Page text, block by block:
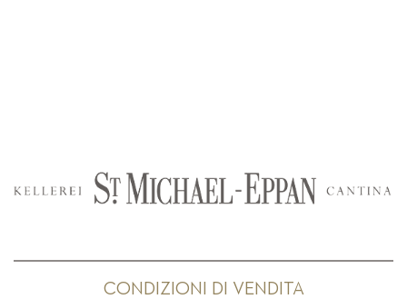
CONDIZIONI DI VENDITA